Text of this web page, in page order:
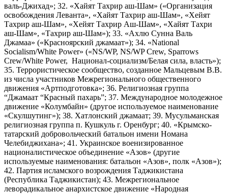
валь-Джихад»; 32. «Хайят Тахрир аш-Шам» («Организация
освобождения Леванта», «Хайят Тахрир аш-Шам», «Хейят
Тахрир аш-Шам», «Хейят Тахрир Аш-Шам», «Хайят Тахри
аш-Шам», «Тахрир аш-Шам»); 33. «Ахлю Сунна Валь
Джамаа» («Красноярский джамаат»); 34. «National
Socialism/White Power» («NS/WP, NS/WP Crew, Sparrows
Crew/White Power, Национал-социализм/Белая сила, власть»);
35. Террористическое сообщество, созданное Мальцевым В.В.
из числа участников Межрегионального общественного
движения «Артподготовка»; 36. Религиозная группа
“Джамаат “Красный пахарь”; 37. Международное молодежное
движение «Колумбайн» (другое используемое наименование
«Скулшутинг»); 38. Хатлонский джамаат; 39. Мусульманская
религиозная группа п. Кушкуль г. Оренбург; 40. «Крымско-
татарский добровольческий батальон имени Номана
Челебиджихана»; 41. Украинское военизированное
националистическое объединение «Азов» (другие
используемые наименования: батальон «Азов», полк «Азов»);
42. Партия исламского возрождения Таджикистана
(Республика Таджикистан); 43. Межрегиональное
леворадикальное анархистское движение «Народная